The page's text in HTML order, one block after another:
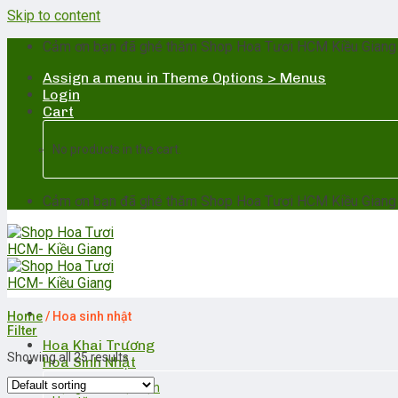
Skip to content
Cảm ơn bạn đã ghé thăm Shop Hoa Tươi HCM Kiều
Assign a menu in Theme Options > Menus
Login
Cart
No products in the cart.
Cảm ơn bạn đã ghé thăm Shop Hoa Tươi HCM Kiều
Hoa Khai Trương
Hoa Sinh Nhật
Tặng sinh nhật bạn
Home/ Hoa sinh nhật
Filter
Showing all 25 results